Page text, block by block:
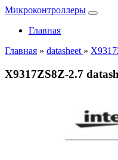
Микроконтроллеры
Главная
Главная » datasheet »
X9317ZS8Z-2.7